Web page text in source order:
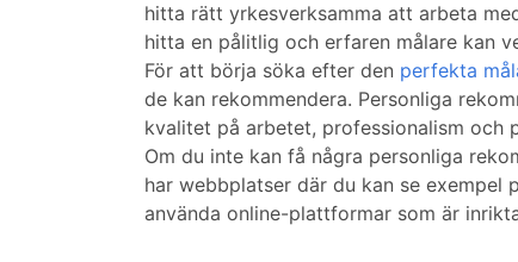
hitta rätt yrkesverksamma att arbeta
hitta en pålitlig och erfaren målare kan
För att börja söka efter den perfekta
de kan rekommendera. Personliga
kvalitet på arbetet, professionalism och
Om du inte kan få några personliga
har webbplatser där du kan se exempel
använda online-plattformar som är